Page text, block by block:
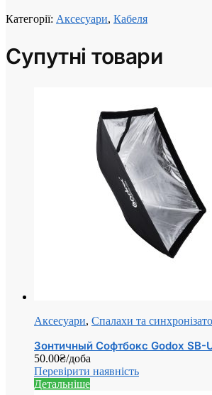
Категорії: Аксесуари, Кабеля
Супутні товари
Аксесуари, Спалахи та
Зонтичный Софтбокс Godox SB-
50.00₴/доба
Перевірити наявність
Детальніше